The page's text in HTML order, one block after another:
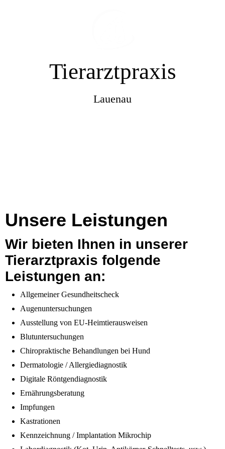
Tierarztpraxis
Lauenau
Unsere Leistungen
Wir bieten Ihnen in unserer
Tierarztpraxis folgende
Leistungen an:
Allgemeiner Gesundheitscheck
Augenuntersuchungen
Ausstellung von EU-Heimtierausweisen
Blutuntersuchungen
Chiropraktische Behandlungen bei Hund
Dermatologie / Allergiediagnostik
Digitale Röntgendiagnostik
Ernährungsberatung
Impfungen
Kastrationen
Kennzeichnung / Implantation Mikrochip